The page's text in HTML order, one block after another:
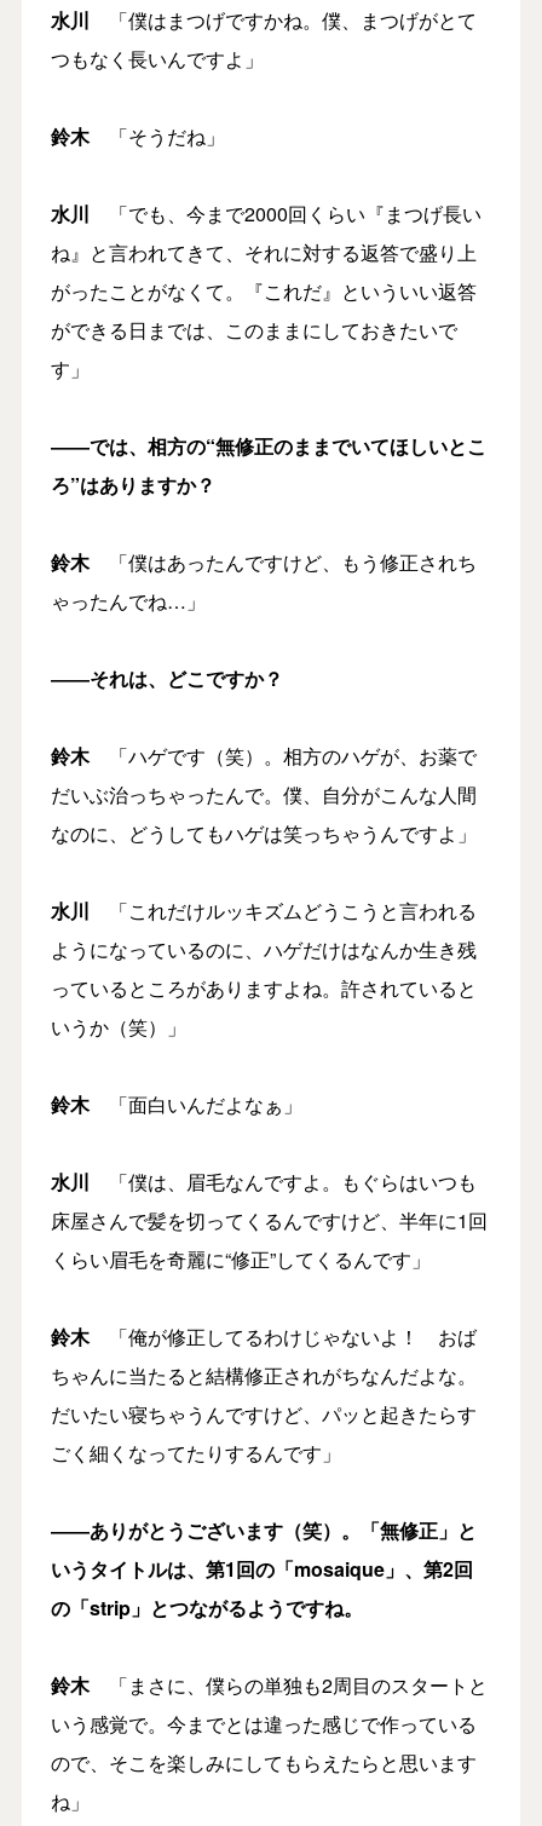
水川 「僕はまつげですかね。僕、まつげがとて
つもなく長いんですよ」
鈴木「そうだね」
水川 「でも、今まで2000回くらい『まつげ長い
ね』と言われてきて、それに対する返答で盛り上
がったことがなくて。『これだ』といういい返答
ができる日までは、このままにしておきたいで
す」
――では、相方の“無修正のままでいてほしいとこ
ろ”はありますか？
鈴木「僕はあったんですけど、もう修正されち
ゃったんでね…」
――それは、どこですか？
鈴木「ハゲです（笑）。相方のハゲが、お薬で
だいぶ治っちゃったんで。僕、自分がこんな人間
なのに、どうしてもハゲは笑っちゃうんですよ」
水川 「これだけルッキズムどうこうと言われる
ようになっているのに、ハゲだけはなんか生き残
っているところがありますよね。許されていると
いうか（笑）」
鈴木「面白いんだよなぁ」
水川 「僕は、眉毛なんですよ。もぐらはいつも
床屋さんで髪を切ってくるんですけど、半年に1回
くらい眉毛を奇麗に“修正”してくるんです」
鈴木「俺が修正してるわけじゃないよ！ おば
ちゃんに当たると結構修正されがちなんだよな。
だいたい寝ちゃうんですけど、パッと起きたらす
ごく細くなってたりするんです」
――ありがとうございます（笑）。「無修正」と
いうタイトルは、第1回の「mosaique」、第2回
の「strip」とつながるようですね。
鈴木「まさに、僕らの単独も2周目のスタートと
いう感覚で。今までとは違った感じで作っている
ので、そこを楽しみにしてもらえたらと思います
ね」